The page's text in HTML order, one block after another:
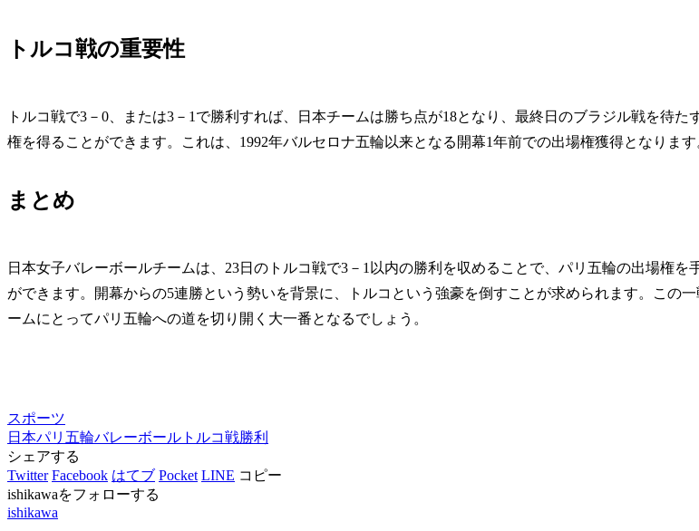
トルコ戦の重要性
トルコ戦で3－0、または3－1で勝利すれば、日本チームは勝ち点が18となり、最終日のブラジル戦を待た
権を得ることができます。これは、1992年バルセロナ五輪以来となる開幕1年前での出場権獲得となります
まとめ
日本女子バレーボールチームは、23日のトルコ戦で3－1以内の勝利を収めることで、パリ五輪の出場権を
ができます。開幕からの5連勝という勢いを背景に、トルコという強豪を倒すことが求められます。この
ームにとってパリ五輪への道を切り開く大一番となるでしょう。
スポーツ
日本パリ五輪バレーボール トルコ戦勝利
シェアする
Twitter Facebook はてブ Pocket LINE コピー
ishikawaをフォローする
ishikawa